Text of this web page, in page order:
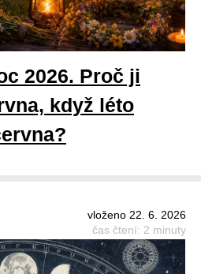
2026. Proč ji
když léto
vloženo 22. 6. 2026
čas čtení: 2 minuty